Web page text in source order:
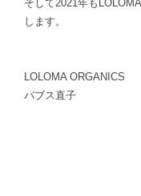
そして2021年も
します。
LOLOMA ORGANICS
バブス直子